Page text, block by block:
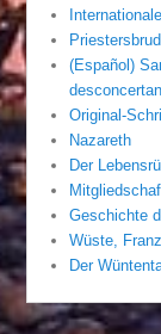
(Español)
Original-
Nazareth
Der
Geschichte
Wüste,
Der